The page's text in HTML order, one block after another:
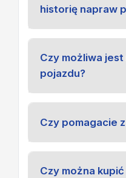
historię napraw
Czy możliwa
pojazdu?
Czy pomagacie
Czy można